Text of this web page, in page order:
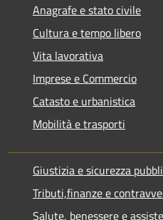
Anagrafe e stato civile
Cultura e tempo libero
Vita lavorativa
Imprese e Commercio
Catasto e urbanistica
Mobilità e trasporti
Giustizia e sicurezza
Tributi,finanze e
Salute, benessere e